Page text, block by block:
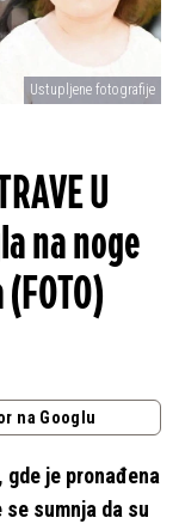
Ustupljene fotografije
U
na noge
na Googlu
je pronađena
sumnja da su